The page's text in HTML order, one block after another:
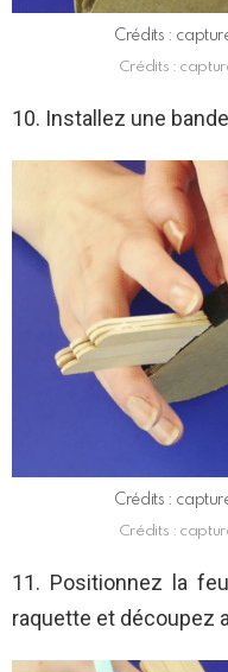
Crédits :
Crédits :
10. Installez une
Crédits :
Crédits :
11. Positionnez la
raquette et découpez